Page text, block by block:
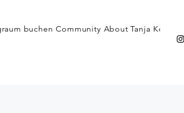
buchen Community About Tanja Kontakt